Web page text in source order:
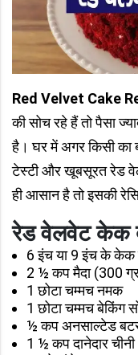
Red Velvet Cake
की सोच रहे हैं तो पैसा
है। घर में अगर किसी का
टेस्टी और खूबसूरत रेड
ही आसान है तो इसकी
रेड वेलवेट केक
6 इंच या 9 इंच के केक
2 ½ कप मैदा (300
1 छोटा चम्मच नमक
1 छोटा चम्मच बेकिंग
½ कप अनसाल्टेड
1 ½ कप दानेदार